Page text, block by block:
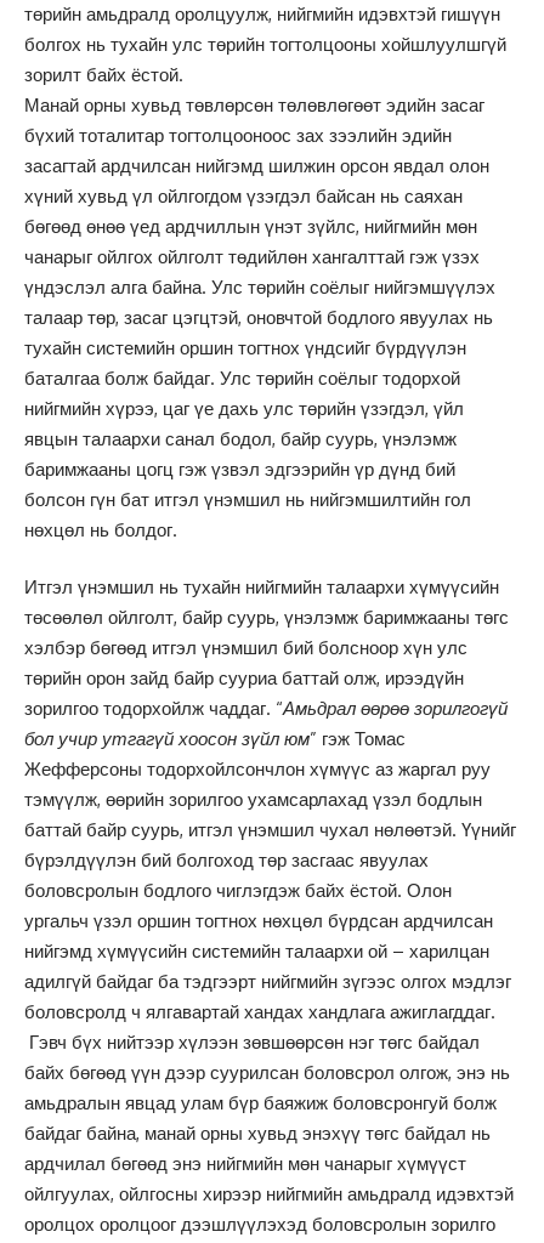
төрийн амьдралд оролцуулж, нийгмийн идэвхтэй гишүүн
болгох нь тухайн улс төрийн тогтолцооны хойшлуулшгүй
зорилт байх ёстой.
Манай орны хувьд төвлөрсөн төлөвлөгөөт эдийн засаг
бүхий тоталитар тогтолцооноос зах зээлийн эдийн
засагтай ардчилсан нийгэмд шилжин орсон явдал олон
хүний хувьд үл ойлгогдом үзэгдэл байсан нь саяхан
бөгөөд өнөө үед ардчиллын үнэт зүйлс, нийгмийн мөн
чанарыг ойлгох ойлголт төдийлөн хангалттай гэж үзэх
үндэслэл алга байна. Улс төрийн соёлыг нийгэмшүүлэх
талаар төр, засаг цэгцтэй, оновчтой бодлого явуулах нь
тухайн системийн оршин тогтнох үндсийг бүрдүүлэн
баталгаа болж байдаг. Улс төрийн соёлыг тодорхой
нийгмийн хүрээ, цаг үе дахь улс төрийн үзэгдэл, үйл
явцын талаархи санал бодол, байр суурь, үнэлэмж
баримжааны цогц гэж үзвэл эдгээрийн үр дүнд бий
болсон гүн бат итгэл үнэмшил нь нийгэмшилтийн гол
нөхцөл нь болдог.
Итгэл үнэмшил нь тухайн нийгмийн талаархи хүмүүсийн
төсөөлөл ойлголт, байр суурь, үнэлэмж баримжааны төгс
хэлбэр бөгөөд итгэл үнэмшил бий болсноор хүн улс
төрийн орон зайд байр сууриа баттай олж, ирээдүйн
зорилгоо тодорхойлж чаддаг. “Амьдрал өөрөө зорилгогүй
бол учир утгагүй хоосон зүйл юм” гэж Томас
Жефферсоны тодорхойлсончлон хүмүүс аз жаргал руу
тэмүүлж, өөрийн зорилгоо ухамсарлахад үзэл бодлын
баттай байр суурь, итгэл үнэмшил чухал нөлөөтэй. Үүнийг
бүрэлдүүлэн бий болгоход төр засгаас явуулах
боловсролын бодлого чиглэгдэж байх ёстой. Олон
ургальч үзэл оршин тогтнох нөхцөл бүрдсан ардчилсан
нийгэмд хүмүүсийн системийн талаархи ой – харилцан
адилгүй байдаг ба тэдгээрт нийгмийн зүгээс олгох мэдлэг
боловсролд ч ялгавартай хандах хандлага ажиглагддаг.
Гэвч бүх нийтээр хүлээн зөвшөөрсөн нэг төгс байдал
байх бөгөөд үүн дээр суурилсан боловсрол олгож, энэ нь
амьдралын явцад улам бүр баяжиж боловсронгуй болж
байдаг байна, манай орны хувьд энэхүү төгс байдал нь
ардчилал бөгөөд энэ нийгмийн мөн чанарыг хүмүүст
ойлгуулах, ойлгосны хирээр нийгмийн амьдралд идэвхтэй
оролцох оролцоог дээшлүүлэхэд боловсролын зорилго